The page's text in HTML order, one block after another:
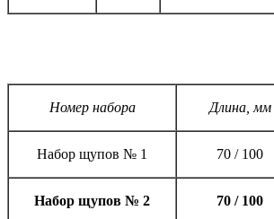
Номер набора Длина, мм
Набор щупов № 1 70 / 100
Набор щупов № 2 70 / 100